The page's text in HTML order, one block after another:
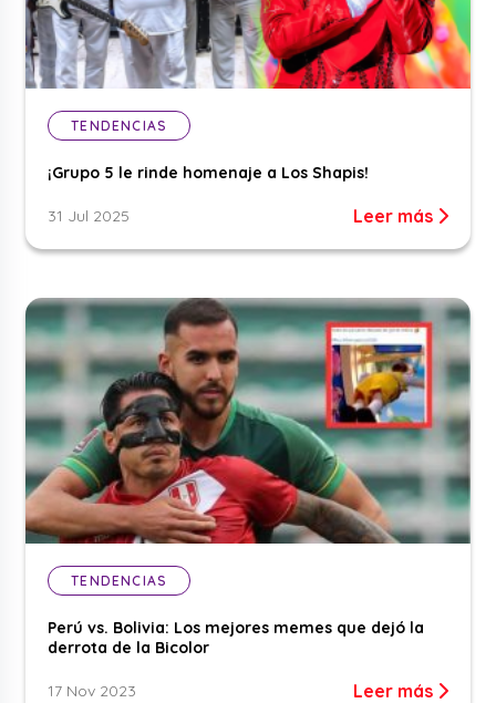
TENDENCIAS
¡Grupo 5 le rinde homenaje a Los Shapis!
31 Jul 2025 Leer más
TENDENCIAS
Perú vs. Bolivia: Los mejores memes que dejó la
derrota de la Bicolor
17 Nov 2023 Leer más